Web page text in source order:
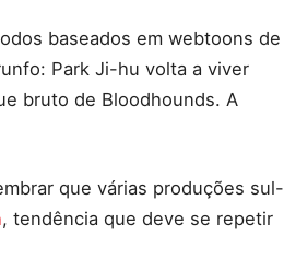
baseados em webtoons de
Park Ji-hu volta a viver
bruto de Bloodhounds. A
que várias produções sul-
, tendência que deve se repetir